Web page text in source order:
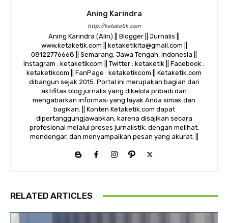
Aning Karindra
http://ketaketik.com
Aning Karindra (Alin) || Blogger || Jurnalis ||
www.ketaketik.com || ketaketikita@gmail.com ||
08122776668 || Semarang, Jawa Tengah, Indonesia ||
Instagram : ketaketikcom || Twitter : ketaketik || Facebook :
ketaketikcom || FanPage : ketaketikcom || Ketaketik.com
dibangun sejak 2015. Portal ini merupakan bagian dari
aktifitas blog jurnalis yang dikelola pribadi dan
mengabarkan informasi yang layak Anda simak dan
bagikan. || Konten Ketaketik.com dapat
dipertanggungjawabkan, karena disajikan secara
profesional melalui proses jurnalistik, dengan melihat,
mendengar, dan menyampaikan pesan yang akurat. ||
RELATED ARTICLES